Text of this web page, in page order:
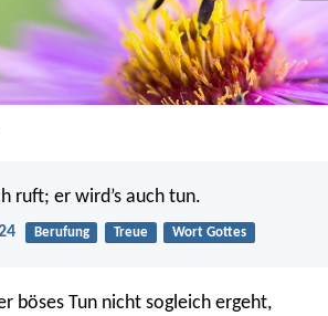
ruft; er wird’s auch tun.
Berufung Treue Wort Gottes
böses Tun nicht sogleich ergeht,